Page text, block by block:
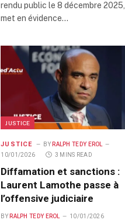
rendu public le 8 décembre 2025,
met en évidence…
JUSTICE
JUSTICE BY RALPH TEDY EROL
10/01/2026
3 MINS READ
Diffamation et sanctions :
Laurent Lamothe passe à
l’offensive judiciaire
BY RALPH TEDY EROL
10/01/2026